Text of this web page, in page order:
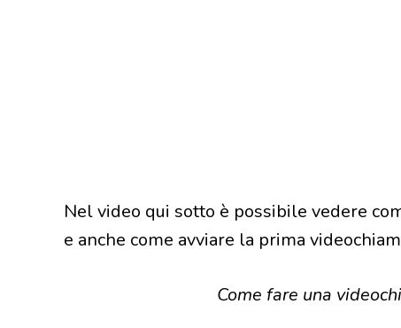
Nel video qui sotto è possibile vedere
e anche come avviare la prima
Come fare una